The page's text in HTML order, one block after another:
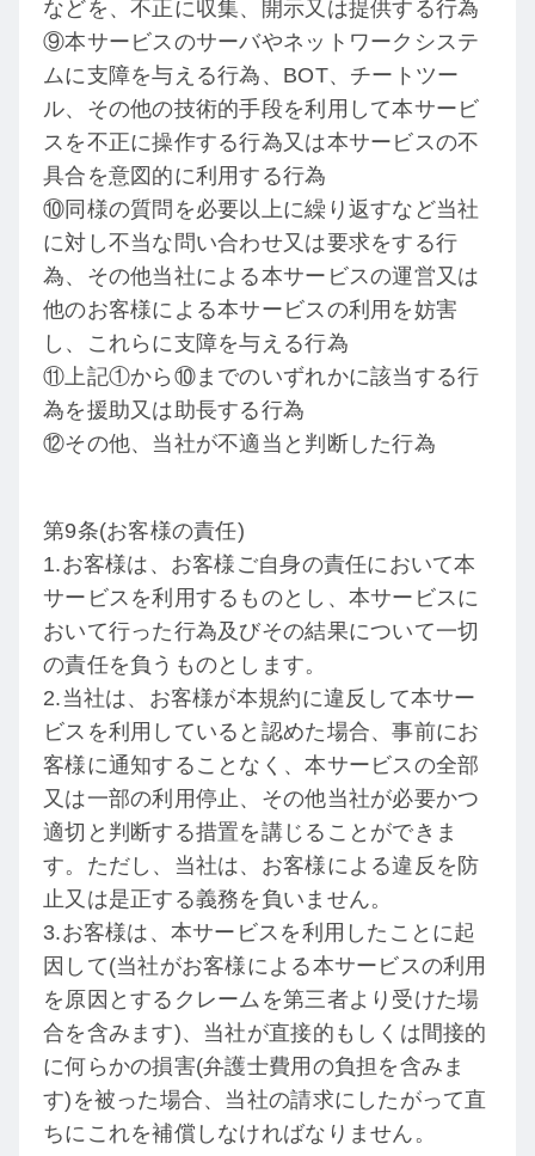
などを、不正に収集、開示又は提供する行為
⑨本サービスのサーバやネットワークシステ
ムに支障を与える行為、BOT、チートツー
ル、その他の技術的手段を利用して本サービ
スを不正に操作する行為又は本サービスの不
具合を意図的に利用する行為
⑩同様の質問を必要以上に繰り返すなど当社
に対し不当な問い合わせ又は要求をする行
為、その他当社による本サービスの運営又は
他のお客様による本サービスの利用を妨害
し、これらに支障を与える行為
⑪上記①から⑩までのいずれかに該当する行
為を援助又は助長する行為
⑫その他、当社が不適当と判断した行為
第9条(お客様の責任)
1.お客様は、お客様ご自身の責任において本
サービスを利用するものとし、本サービスに
おいて行った行為及びその結果について一切
の責任を負うものとします。
2.当社は、お客様が本規約に違反して本サー
ビスを利用していると認めた場合、事前にお
客様に通知することなく、本サービスの全部
又は一部の利用停止、その他当社が必要かつ
適切と判断する措置を講じることができま
す。ただし、当社は、お客様による違反を防
止又は是正する義務を負いません。
3.お客様は、本サービスを利用したことに起
因して(当社がお客様による本サービスの利用
を原因とするクレームを第三者より受けた場
合を含みます)、当社が直接的もしくは間接的
に何らかの損害(弁護士費用の負担を含みま
す)を被った場合、当社の請求にしたがって直
ちにこれを補償しなければなりません。